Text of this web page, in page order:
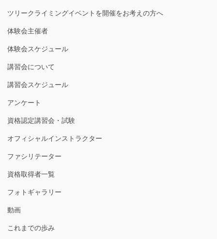
ツリークライミングイベントを開催をお考えの方へ
体験会主催者
体験会スケジュール
講習会について
講習会スケジュール
アンケート
資格認定講習会・試験
オフィシャルインストラクター
ファシリテーター
資格取得者一覧
フォトギャラリー
動画
これまでの歩み